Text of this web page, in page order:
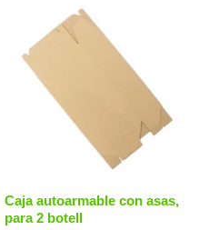
Caja autoarmable con asas,
para 2 botell